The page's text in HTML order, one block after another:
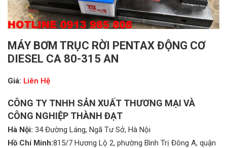
MÁY BƠM TRỤC RỜI PENTAX ĐỘNG CƠ
DIESEL CA 80-315 AN
Giá: Liên Hệ
CÔNG TY TNHH SẢN XUẤT THƯƠNG MẠI VÀ
CÔNG NGHIỆP THÀNH ĐẠT
Hà Nội: 34 Đường Láng, Ngã Tư Sở, Hà Nội
Hồ Chí Minh:815/7 Hương Lộ 2, phường Bình Trị Đông A, quận